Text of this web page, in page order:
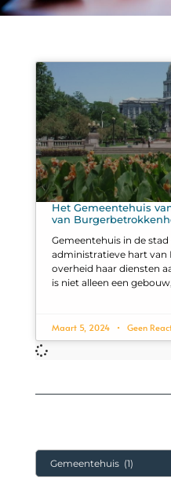
Het Gemeentehuis
van
Gemeentehuis in de
administratieve hart van
overheid haar diensten
is niet alleen een
Maart 5, 2024 Geen